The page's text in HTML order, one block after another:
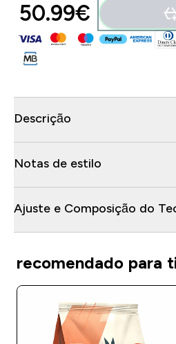
50.99€‎
Descrição
Notas de estilo
Ajuste e Composição do
recomendado para